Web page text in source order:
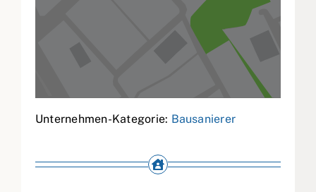
Unternehmen-Kategorie: Bausanierer